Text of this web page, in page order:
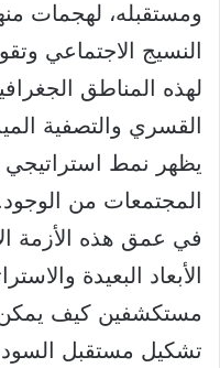
ومستقبله، لهجمات
النسيج الاجتماعي
لهذه المناطق
القسري والتصفية
يظهر نمط
المجتمعات من
في عمق هذه الأزمة
الأبعاد البعيدة
مستكشفين كيف يمكن
تشكيل مستقبل